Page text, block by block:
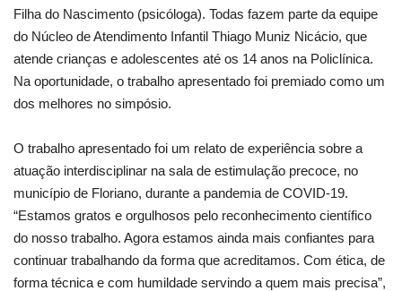
Filha do Nascimento (psicóloga). Todas fazem parte da equipe
do Núcleo de Atendimento Infantil Thiago Muniz Nicácio, que
atende crianças e adolescentes até os 14 anos na Policlínica.
Na oportunidade, o trabalho apresentado foi premiado como um
dos melhores no simpósio.
O trabalho apresentado foi um relato de experiência sobre a
atuação interdisciplinar na sala de estimulação precoce, no
município de Floriano, durante a pandemia de COVID-19.
“Estamos gratos e orgulhosos pelo reconhecimento científico
do nosso trabalho. Agora estamos ainda mais confiantes para
continuar trabalhando da forma que acreditamos. Com ética, de
forma técnica e com humildade servindo a quem mais precisa”,